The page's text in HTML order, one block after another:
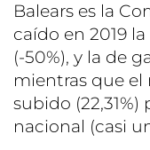
Balears es la
caído en 2019
(-50%), y la de
mientras que
subido
nacional (casi